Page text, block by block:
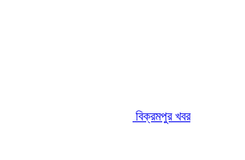
বিক্রমপুর খবর